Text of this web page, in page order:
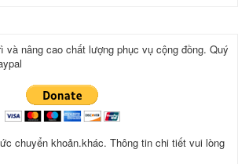
và nâng cao chất lượng phục vụ cộng đồng. Quý
chuyển khoản.khác. Thông tin chi tiết vui lòng